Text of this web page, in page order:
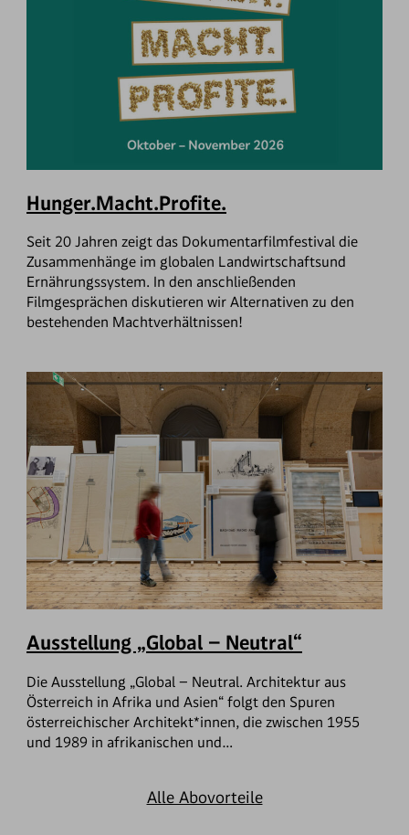
Hunger.Macht.Profite.
Seit 20 Jahren zeigt das Dokumentarfilmfestival die
Zusammenhänge im globalen Landwirtschaftsund
Ernährungssystem. In den anschließenden
Filmgesprächen diskutieren wir Alternativen zu den
bestehenden Machtverhältnissen!
Ausstellung „Global – Neutral“
Die Ausstellung „Global – Neutral. Architektur aus
Österreich in Afrika und Asien“ folgt den Spuren
österreichischer Architekt*innen, die zwischen 1955
und 1989 in afrikanischen und…
Alle Abovorteile